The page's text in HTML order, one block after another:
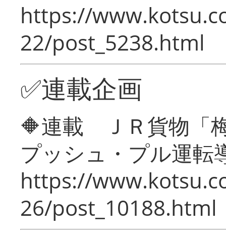
https://
22/post_5238.html
✅連載企画
🔶連載 ＪＲ貨物「
プッシュ・プル運転
https://
26/post_10188.html